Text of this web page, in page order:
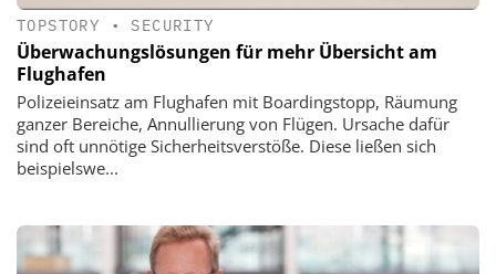
TOPSTORY • SECURITY
Überwachungslösungen für mehr Übersicht am
Flughafen
Polizeieinsatz am Flughafen mit Boardingstopp, Räumung
ganzer Bereiche, Annullierung von Flügen. Ursache dafür
sind oft unnötige Sicherheitsverstöße. Diese ließen sich
beispielswe...